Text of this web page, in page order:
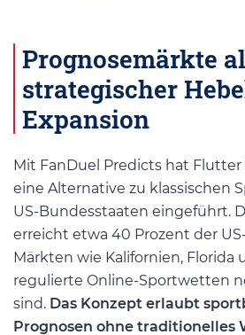
Prognosemärkte
strategischer
Expansion
Mit FanDuel Predicts hat
eine Alternative zu klassischen
US-Bundesstaaten eingeführt.
erreicht etwa 40 Prozent der
Märkten wie Kalifornien, Florida
regulierte Online-Sportwetten
sind. Das Konzept erlaubt
Prognosen ohne traditionelles